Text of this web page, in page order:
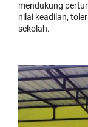
mendukung
nilai keadilan,
sekolah.